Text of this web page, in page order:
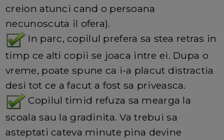
creion atunci cand o persoana
necunoscuta il ofera).
In parc, copilul prefera sa stea retras in
timp ce alti copii se joaca intre ei. Dupa o
vreme, poate spune ca i-a placut distractia
desi tot ce a facut a fost sa priveasca.
Copilul timid refuza sa mearga la
scoala sau la gradinita. Va trebui sa
asteptati cateva minute pina devine